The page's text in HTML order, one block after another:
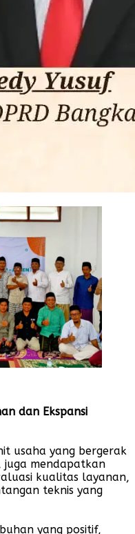
dan Ekspansi
usaha yang bergerak
juga mendapatkan
kualitas layanan,
teknis yang
yang positif,